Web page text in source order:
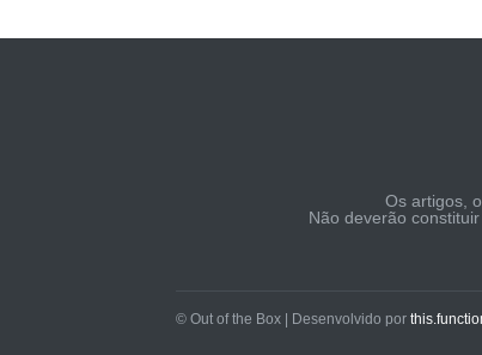
Os artigos,
Não deverão
© Out of the Box | Desenvolvido por